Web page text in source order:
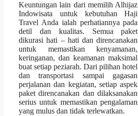
Keuntungan lain dari memilih Alhijaz
Indowisata untuk kebutuhan Haji
Travel Anda ialah perhatiannya pada
detil dan kualitas. Semua paket
dikurasi hati – hati dan direncanakan
untuk memastikan kenyamanan,
keringanan, dan keamanan maksimal
buat setiap peziarah. Dari pilihan hotel
dan transportasi sampai gagasan
perjalanan dan kegiatan, setiap aspek
paket direncanakan dan dilaksanakan
serius untuk memastikan pengalaman
yang mulus dan tidak terlewatkan.